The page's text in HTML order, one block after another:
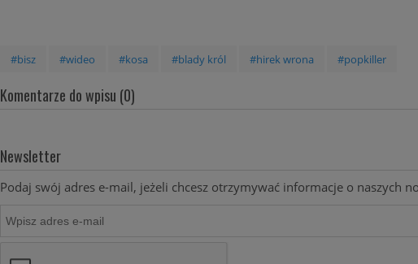
49,00 zł
#bisz #wideo #kosa #blady król #hirek wrona #popkiller
Komentarze do wpisu (0)
Newsletter
Podaj swój adres e-mail, jeżeli chcesz otrzymywać informacje o naszych